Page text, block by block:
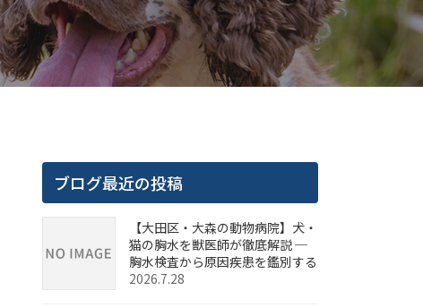
ブログ最近の投稿
【大田区・大森の動物病院】犬・
猫の胸水を獣医師が徹底解説 ─
胸水検査から原因疾患を鑑別する
2026.7.28